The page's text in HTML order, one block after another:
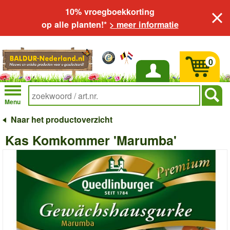
10% vroegboekkorting
op alle planten!* > meer informatie
Inloggen
Menu
0
Naar het productoverzicht
Kas Komkommer 'Marumba'